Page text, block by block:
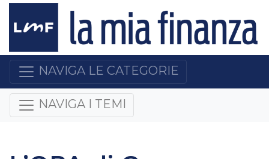
NAVIGA LE CATEGORIE
NAVIGA I TEMI